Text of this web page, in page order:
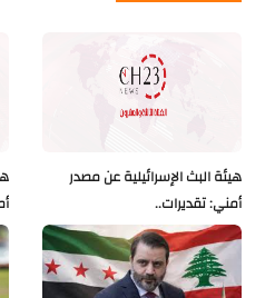
هيئة البث الإسرائيلية عن مصدر
أمني: تقديرات..